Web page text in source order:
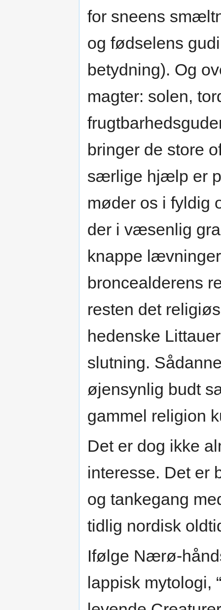
for sneens
og fødselens
betydning). Og
magter: solen,
bringer de store
særlige hjælp er
møder os i fyldig
der i væsenlig
knappe
broncealderens
resten det
hedenske
slutning.
øjensynlig budt
gammel religion
Det er dog ikke
interesse. Det er
og tankegang
tidlig nordisk
Ifølge Nærø-
lappisk mytologi,